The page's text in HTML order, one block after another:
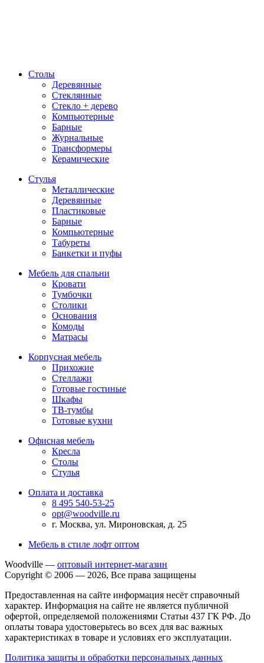
Столы
Деревянные
Стеклянные
Стекло + дерево
Компьютерные
Барные
Журнальные
Трансформеры
Керамические
Стулья
Металлические
Деревянные
Пластиковые
Барные
Компьютерные
Табуреты
Банкетки и пуфы
Мебель для спальни
Кровати
Тумбочки
Столики
Основания
Комоды
Матрасы
Корпусная мебель
Прихожие
Стеллажи
Готовые гостиные
Шкафы
ТВ-тумбы
Готовые кухни
Офисная мебель
Кресла
Столы
Стулья
Оплата и доставка
8 495 540-53-25
opt@woodville.ru
г. Москва, ул. Мироновская, д. 25
Мебель в стиле лофт оптом
Woodville — оптовый интернет-магазин
Copyright © 2006 — 2026, Все права защищены
Предоставленная на сайте информация несёт справочный
характер. Информация на сайте не является публичной
офертой, определяемой положениями Статьи 437 ГК РФ. До
оплаты товара удостоверьтесь во всех для вас важных
характеристиках в товаре и условиях его эксплуатации.
Политика защиты и обработки персональных данных